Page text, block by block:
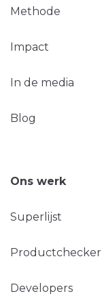
Methode
Impact
In de media
Blog
Ons werk
Superlijst
Productchecker
Developers